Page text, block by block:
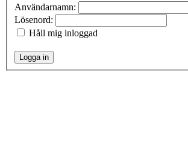
Användarnamn:
Lösenord:
Håll mig inloggad
Logga in